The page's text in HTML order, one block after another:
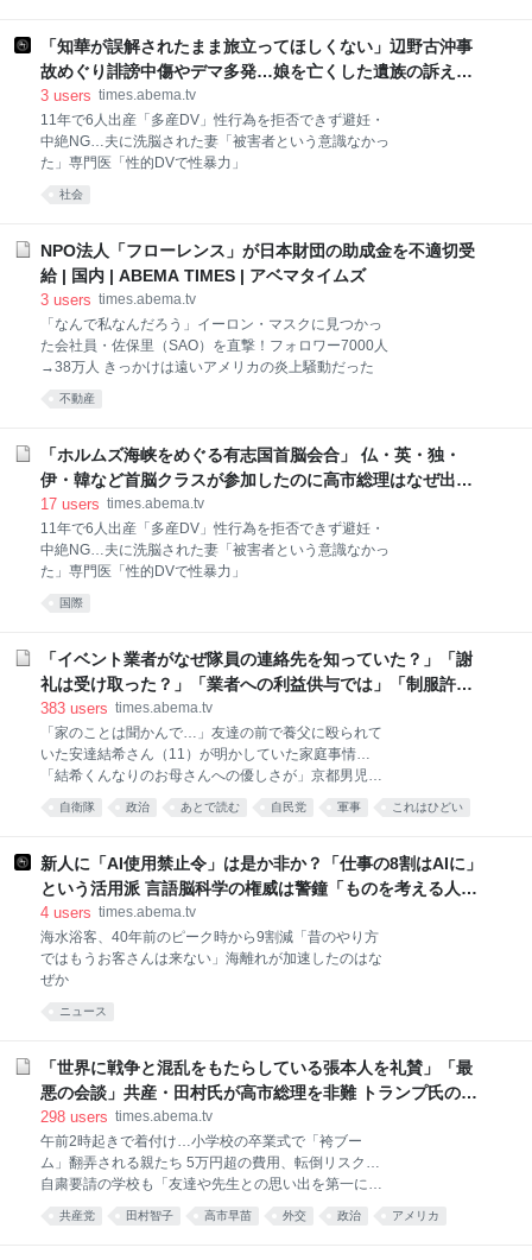
「知華が誤解されたまま旅立ってほしくない」辺野古沖事
故めぐり誹謗中傷やデマ多発…娘を亡くした遺族の訴え
「全容・背景全て知りたい」 | 国内 | ABEMA TIMES | アベ
マタイムズ
3 users times.abema.tv
11年で6人出産「多産DV」性行為を拒否できず避妊・
中絶NG…夫に洗脳された妻「被害者という意識なかっ
た」専門医「性的DVで性暴力」
社会
NPO法人「フローレンス」が日本財団の助成金を不適切受
給 | 国内 | ABEMA TIMES | アベマタイムズ
3 users times.abema.tv
「なんで私なんだろう」イーロン・マスクに見つかっ
た会社員・佐保里（SAO）を直撃！フォロワー7000人
→38万人 きっかけは遠いアメリカの炎上騒動だった
不動産
「ホルムズ海峡をめぐる有志国首脳会合」 仏・英・独・
伊・韓など首脳クラスが参加したのに高市総理はなぜ出席
しなかった？ 問われた官房長官の答えは | 国際 | ABEMA
TIMES | アベマタイムズ
17 users times.abema.tv
11年で6人出産「多産DV」性行為を拒否できず避妊・
中絶NG…夫に洗脳された妻「被害者という意識なかっ
た」専門医「性的DVで性暴力」
国際
「イベント業者がなぜ隊員の連絡先を知っていた？」「謝
礼は受け取った？」「業者への利益供与では」「制服許可
した？」陸自トップに質問相次ぐ 自民党大会での隊員歌唱
で | 政治 | ABEMA TIMES | アベマタイムズ
383 users times.abema.tv
「家のことは聞かんで…」友達の前で養父に殴られて
いた安達結希さん（11）が明かしていた家庭事情…
「結希くんなりのお母さんへの優しさが」京都男児遺
棄事件
自衛隊 政治 あとで読む 自民党 軍事 これはひどい
新人に「AI使用禁止令」は是か非か？「仕事の8割はAIに」
という活用派 言語脳科学の権威は警鐘「ものを考える人間
に一番大事なものを手放している」 | 経済・IT | ABEMA
TIMES | アベマタイムズ
4 users times.abema.tv
海水浴客、40年前のピーク時から9割減「昔のやり方
ではもうお客さんは来ない」海離れが加速したのはな
ぜか
ニュース
「世界に戦争と混乱をもたらしている張本人を礼賛」「最
悪の会談」共産・田村氏が高市総理を非難 トランプ氏のパ
ールハーバー発言にも言及「卑劣だと自認している」 | 政
治 | ABEMA TIMES | アベマタイムズ
298 users times.abema.tv
午前2時起きで着付け…小学校の卒業式で「袴ブー
ム」翻弄される親たち 5万円超の費用、転倒リスク…
自粛要請の学校も「友達や先生との思い出を第一に。
服装はその次」 事実無根「再婚したんでしょ」「女関
係でだいぶ罪を作ってそう」AIも騙されるぐらいネッ
共産党 田村智子 高市早苗 外交 政治 アメリカ